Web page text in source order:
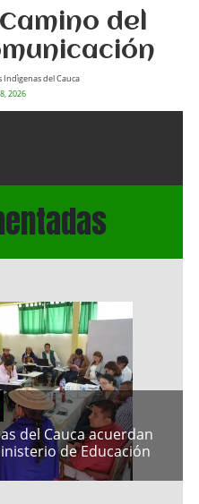
del
Indìgenas del Cauca
2026
del Cauca acuerdan
de Educación